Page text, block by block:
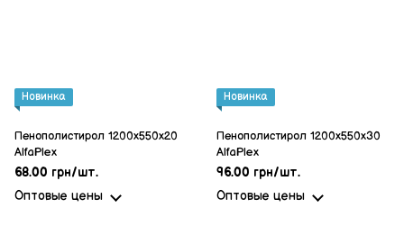
Новинка
Пенополистирол 1200x550x20
AlfaPlex
68.00 грн/шт.
Оптовые цены
Новинка
Пенополистирол 1200x550x30
AlfaPlex
96.00 грн/шт.
Оптовые цены